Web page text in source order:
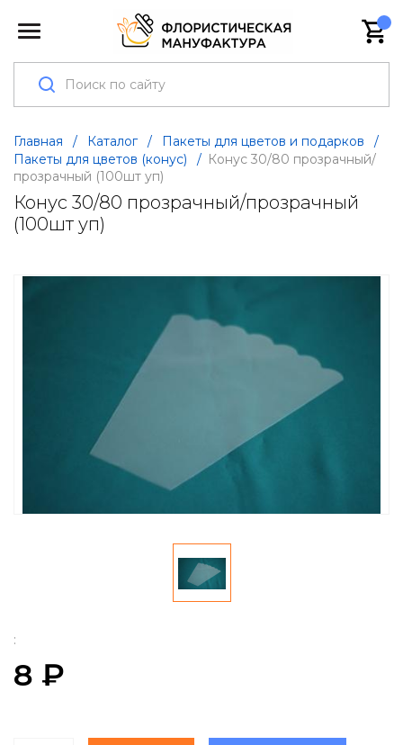
Главная / Каталог / Пакеты для цветов и подарков
/
Пакеты для цветов (конус)
/ Конус 30/80 прозрачный/
прозрачный (100шт уп)
Конус 30/80 прозрачный/прозрачный
(100шт уп)
:
8 ₽